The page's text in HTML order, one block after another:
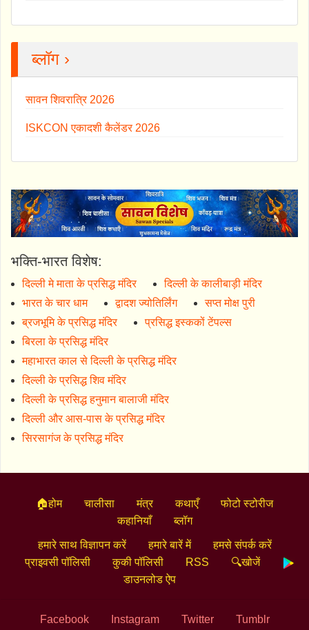
ब्लॉग ›
सावन शिवरात्रि 2026
ISKCON एकादशी कैलेंडर 2026
भक्ति-भारत विशेष:
दिल्ली मे माता के प्रसिद्ध मंदिर
दिल्ली के कालीबाड़ी मंदिर
भारत के चार धाम
द्वादश ज्योतिर्लिंग
सप्त मोक्ष पुरी
ब्रजभूमि के प्रसिद्ध मंदिर
प्रसिद्ध इस्ककों टेंपल्स
बिरला के प्रसिद्ध मंदिर
महाभारत काल से दिल्ली के प्रसिद्ध मंदिर
दिल्ली के प्रसिद्ध शिव मंदिर
दिल्ली के प्रसिद्ध हनुमान बालाजी मंदिर
दिल्ली और आस-पास के प्रसिद्ध मंदिर
सिरसागंज के प्रसिद्ध मंदिर
🏠होम चालीसा मंत्र कथाएँ
फोटो स्टोरीज
कहानियाँ
ब्लॉग
हमारे साथ विज्ञापन करें हमारे बारें में
हमसे संपर्क करें
प्राइवसी पॉलिसी
कुकी पॉलिसी RSS
🔍खोजें
डाउनलोड ऐप
Facebook Instagram Twitter Tumblr